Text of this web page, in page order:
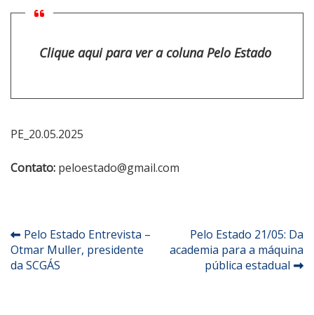
Clique aqui para ver a coluna Pelo Estado
PE_20.05.2025
Contato: peloestado@gmail.com
Navegação
de
Pelo Estado Entrevista –
Otmar Muller, presidente
da SCGÁS
Pelo Estado 21/05: Da
academia para a máquina
pública estadual